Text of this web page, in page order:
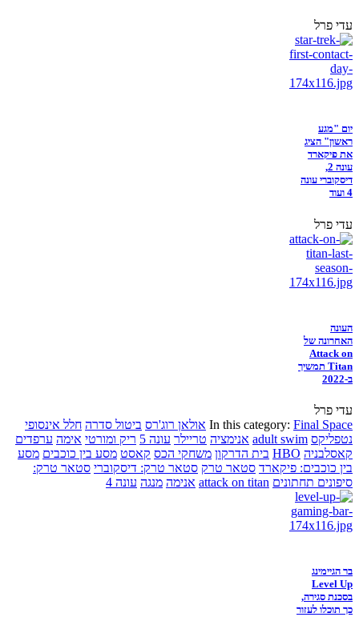
עדי פרל
יום "מגע
ראשון" הציג
את פיקארד
עונה 2,
דיסקוברי עונה
4 ועוד
עדי פרל
העונה
האחרונה של
Attack on
Titan תמשיך
ב-2022
עדי פרל
In this category: Final Space אולאן רוג'רס ביטול סדרה חלל אינסופי
נטפליקס adult swim אנימציה טריילר עונה 5 ריק ומורטי אימה ערפדים
קאסלבניה HBO בית הדרקון משחקי הכס קאסט מסע בין כוכבים מסע
בין כוכבים: פיקארד סטאר טרק סטאר טרק: דיסקוברי סטאר טרק:
סיפונים תחתונים attack on titan אנימה מנגה עונה 4
בר הגיימינג
Level Up
בסכנת סגירה,
כך תוכלו לעזור